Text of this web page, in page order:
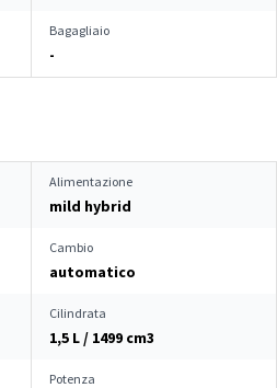
Bagagliaio
-
Alimentazione
mild hybrid
Cambio
automatico
Cilindrata
1,5 L / 1499 cm3
Potenza